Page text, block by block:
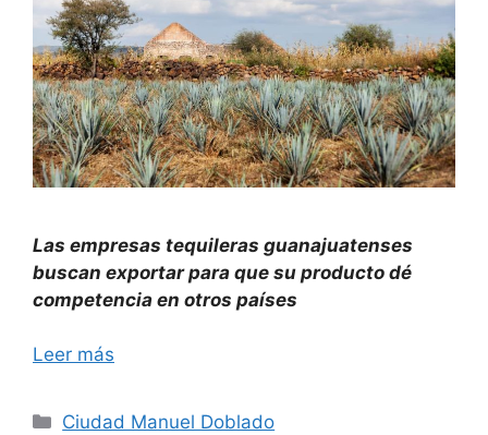
Las empresas tequileras guanajuatenses
buscan exportar para que su producto dé
competencia en otros países
Leer más
Categorías
Ciudad Manuel Doblado